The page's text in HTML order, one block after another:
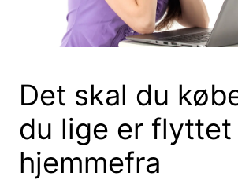
Det skal du
du lige er flyttet
hjemmefra